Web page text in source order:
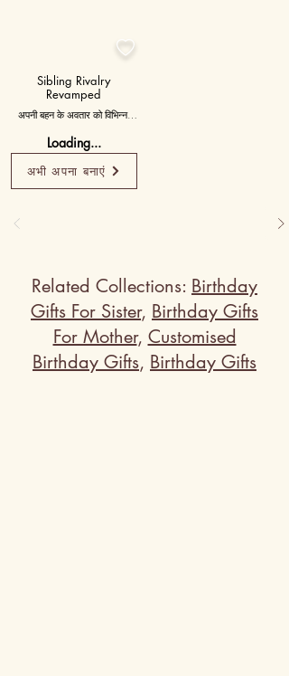

Sibling Rivalry
Revamped
अपनी बहन के अवतार को विभिन्न
तलवार के साथ अजीब करने के लिए
आइटम के रूप में बनाएं, चंचल झगड़े
को दर्शाता है। प्रत्येक मिस पिछले
भाई-बहन के झगड़ों के लिए माफी
Loading...
अभी अपना बनाएं
Related Collections: Birthday
Gifts For Sister, Birthday Gifts
For Mother, Customised
Birthday Gifts, Birthday Gifts